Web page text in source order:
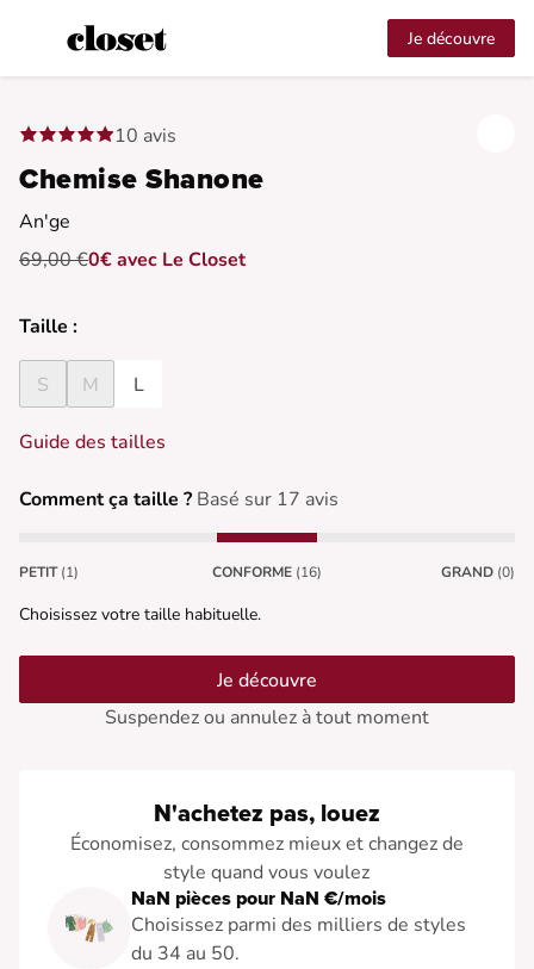
Je découvre
10 avis
Chemise Shanone
An'ge
69,00 €0€ avec Le Closet
Taille :
S M L
Guide des tailles
Comment ça taille ? Basé sur 17 avis
PETIT (1) CONFORME (16) GRAND (0)
Choisissez votre taille habituelle.
Je découvre
Suspendez ou annulez à tout moment
N'achetez pas, louez
Économisez, consommez mieux et changez de
style quand vous voulez
NaN pièces pour NaN €/mois
Choisissez parmi des milliers de styles
du 34 au 50.